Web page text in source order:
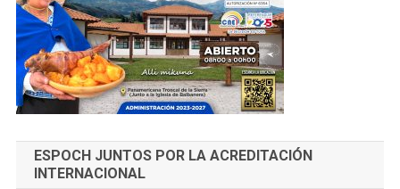
ESPOCH JUNTOS POR LA ACREDITACIÓN
INTERNACIONAL